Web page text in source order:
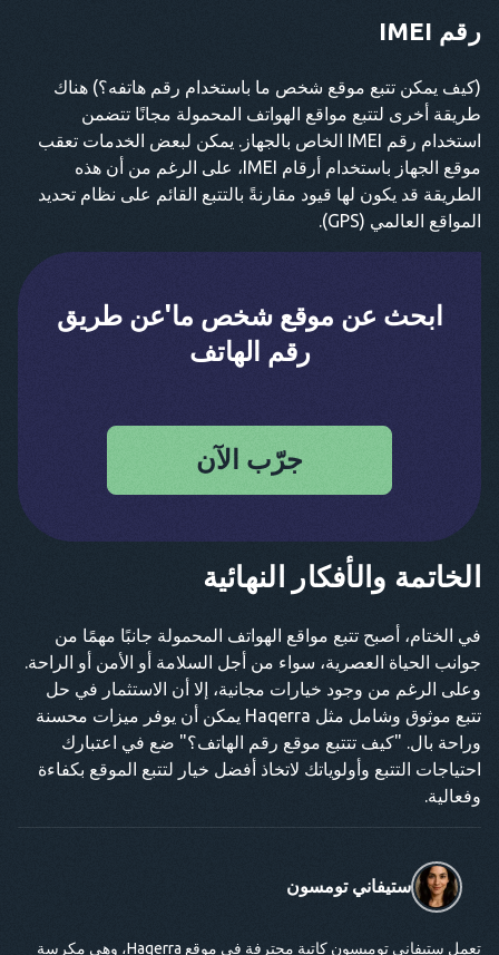
رقم IMEI
(كيف يمكن تتبع موقع شخص ما باستخدام رقم هاتفه؟) هناك
طريقة أخرى لتتبع مواقع الهواتف المحمولة مجانًا تتضمن
استخدام رقم IMEI الخاص بالجهاز. يمكن لبعض الخدمات تعقب
موقع الجهاز باستخدام أرقام IMEI، على الرغم من أن هذه
الطريقة قد يكون لها قيود مقارنةً بالتتبع القائم على نظام تحديد
المواقع العالمي (GPS).
ابحث عن موقع شخص ما'عن طريق
رقم الهاتف
جرّب الآن
الخاتمة والأفكار النهائية
في الختام، أصبح تتبع مواقع الهواتف المحمولة جانبًا مهمًا من
جوانب الحياة العصرية، سواء من أجل السلامة أو الأمن أو الراحة.
وعلى الرغم من وجود خيارات مجانية، إلا أن الاستثمار في حل
تتبع موثوق وشامل مثل Haqerra يمكن أن يوفر ميزات محسنة
وراحة بال. "كيف تتتبع موقع رقم الهاتف؟" ضع في اعتبارك
احتياجات التتبع وأولوياتك لاتخاذ أفضل خيار لتتبع الموقع بكفاءة
وفعالية.
ستيفاني تومسون
تعمل ستيفاني تومبسون كاتبة محترفة في موقع Haqerra، وهي مكرسة